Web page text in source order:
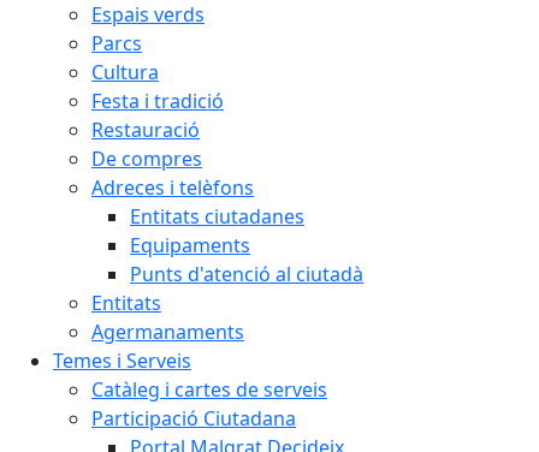
Espais verds
Parcs
Cultura
Festa i tradició
Restauració
De compres
Adreces i telèfons
Entitats ciutadanes
Equipaments
Punts d'atenció al ciutadà
Entitats
Agermanaments
Temes i Serveis
Catàleg i cartes de serveis
Participació Ciutadana